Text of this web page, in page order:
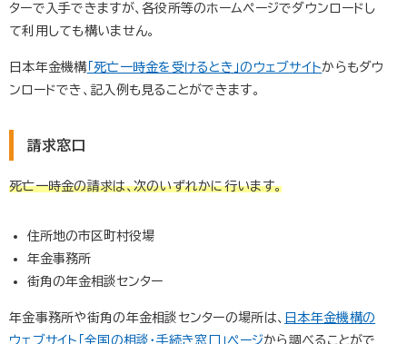
ターで入手できますが、各役所等のホームページでダウンロードし
て利用しても構いません。
日本年金機構「死亡一時金を受けるとき」のウェブサイトからもダウ
ンロードでき、記入例も見ることができます。
請求窓口
死亡一時金の請求は、次のいずれかに行います。
住所地の市区町村役場
年金事務所
街角の年金相談センター
年金事務所や街角の年金相談センターの場所は、 日本年金機構の
ウェブサイト「全国の相談・手続き窓口」ページから調べることがで